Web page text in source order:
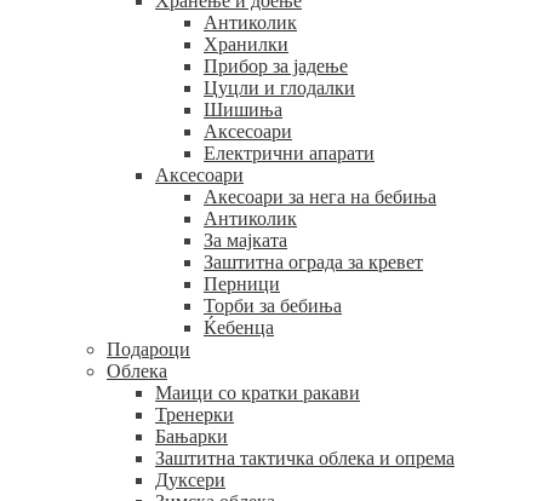
Антиколик
Хранилки
Прибор за јадење
Цуцли и глодалки
Шишиња
Аксесоари
Електрични апарати
Аксесоари
Акесоари за нега на бебиња
Антиколик
За мајката
Заштитна ограда за кревет
Перници
Торби за бебиња
Ќебенца
Подароци
Облека
Маици со кратки ракави
Тренерки
Бањарки
Заштитна тактичка облека и опрема
Дуксери